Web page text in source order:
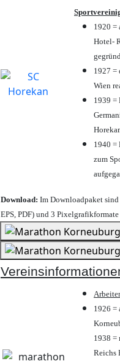
1920 =
Hotel-
1927 =
Wien
1939 =
1940 =
zum
Download: Im Downloadpaket
EPS, PDF) und 3 Pixelgrafikformate
1926 =
1938 =
Reichs